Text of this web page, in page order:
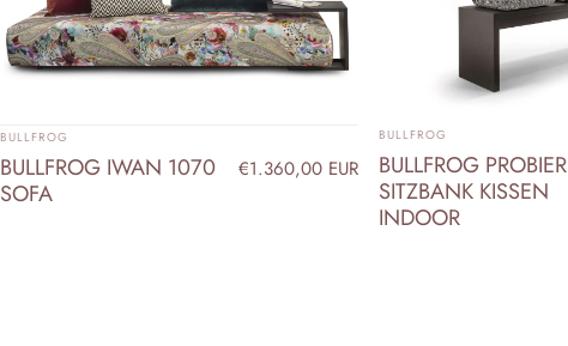
ANBIETER:
BULLFROG
BULLFROG IWAN 1070
SOFA
€1.360,00 EUR
ANBIETER:
BULLFROG
BULLFROG PROBIER
SITZBANK KISSEN
INDOOR